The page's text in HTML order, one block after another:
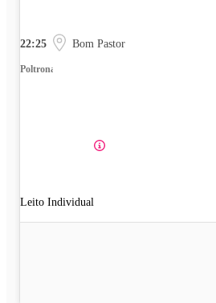
22:25 Bom Pastor
Poltrona
Leito Individual